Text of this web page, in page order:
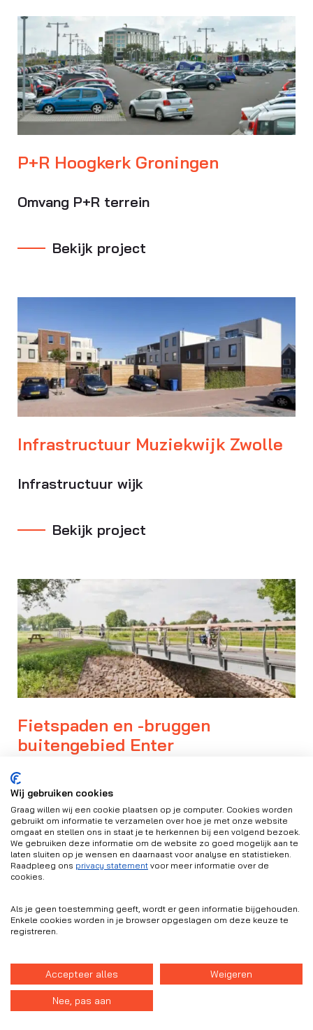
P+R Hoogkerk Groningen
Omvang P+R terrein
Bekijk project
Infrastructuur Muziekwijk Zwolle
Infrastructuur wijk
Bekijk project
Fietspaden en -bruggen
buitengebied Enter
5 KM fietspad en 4 fietsbruggen
Bekijk project
Neem contact met
Samen komen we tot
de beste
Wij gebruiken cookies
Graag willen wij een cookie plaatsen op je computer. Cookies worden
gebruikt om informatie te verzamelen over hoe je met onze website
omgaat en stellen ons in staat je te herkennen bij een volgend bezoek.
We gebruiken deze informatie om de website zo goed mogelijk aan te
laten sluiten op je wensen en daarnaast voor analyse en statistieken.
Raadpleeg ons privacy statement voor meer informatie over de
cookies.
Als je geen toestemming geeft, wordt er geen informatie bijgehouden.
Enkele cookies worden in je browser opgeslagen om deze keuze te
registreren.
Accepteer alles Weigeren
Nee, pas aan